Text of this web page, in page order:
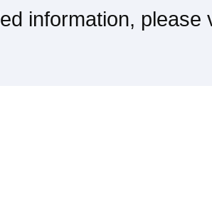
information,